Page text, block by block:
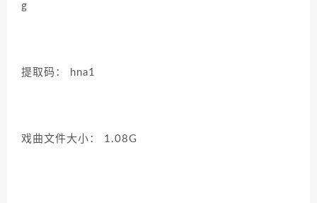
g
提取码： hna1
戏曲文件大小： 1.08G